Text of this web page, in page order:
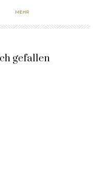
MEHR
gefallen